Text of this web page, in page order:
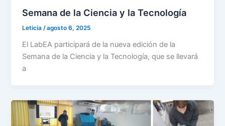
Semana de la Ciencia y la Tecnología
Leticia/agosto 6, 2025
El LabEA participará de la nueva edición de la
Semana de la Ciencia y la Tecnología, que se llevará
a